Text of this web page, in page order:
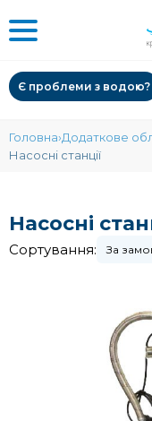
Є проблеми з водою?
Головна Додаткове
Насосні станції
Насосні
Сортування: За